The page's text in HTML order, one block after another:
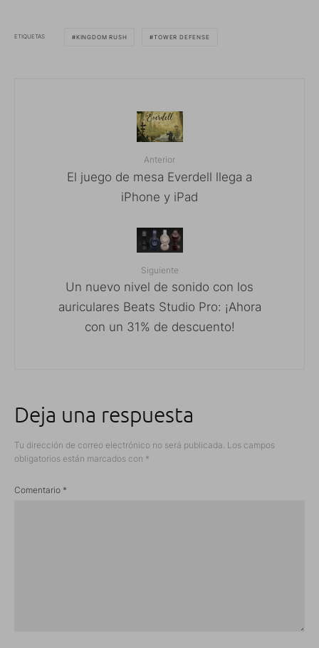
ETIQUETAS KINGDOM RUSH TOWER DEFENSE
Anterior
El juego de mesa Everdell llega a
iPhone y iPad
Siguiente
Un nuevo nivel de sonido con los
auriculares Beats Studio Pro: ¡Ahora
con un 31% de descuento!
Deja una respuesta
Tu dirección de correo electrónico no será publicada. Los campos
obligatorios están marcados con *
Comentario *